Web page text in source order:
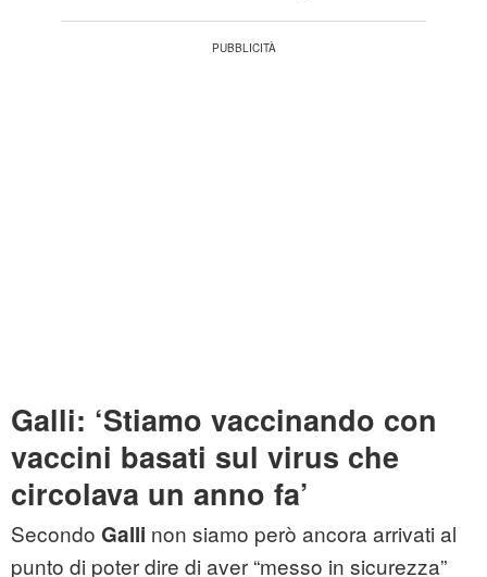
Galli: ‘Stiamo vaccinando con
vaccini basati sul virus che
circolava un anno fa’
Secondo Galli non siamo però ancora arrivati al
punto di poter dire di aver “messo in sicurezza”